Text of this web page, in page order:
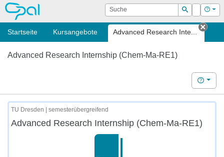
OPAL Suche
Suchen
Login Hilfe
Startseite Kursangebote Advanced Research Inte...
Tab
Advanced Research Internship (Chem-Ma-RE1)
Hilfe
TU Dresden | semesterübergreifend
Advanced Research Internship (Chem-Ma-RE1)